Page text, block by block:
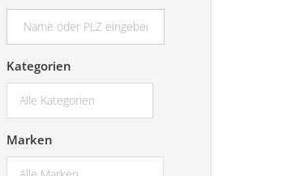
Kategorien
Marken